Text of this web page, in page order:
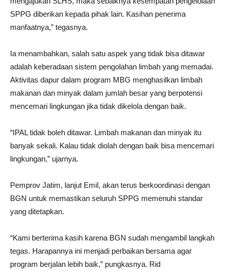
SPPG diberikan kepada pihak lain. Kasihan penerima
manfaatnya,” tegasnya.
Ia menambahkan, salah satu aspek yang tidak bisa ditawar
adalah keberadaan sistem pengolahan limbah yang memadai.
Aktivitas dapur dalam program MBG menghasilkan limbah
makanan dan minyak dalam jumlah besar yang berpotensi
mencemari lingkungan jika tidak dikelola dengan baik.
“IPAL tidak boleh ditawar. Limbah makanan dan minyak itu
banyak sekali. Kalau tidak diolah dengan baik bisa mencemari
lingkungan,” ujarnya.
Pemprov Jatim, lanjut Emil, akan terus berkoordinasi dengan
BGN untuk memastikan seluruh SPPG memenuhi standar
yang ditetapkan.
“Kami berterima kasih karena BGN sudah mengambil langkah
tegas. Harapannya ini menjadi perbaikan bersama agar
program berjalan lebih baik,” pungkasnya. Rid